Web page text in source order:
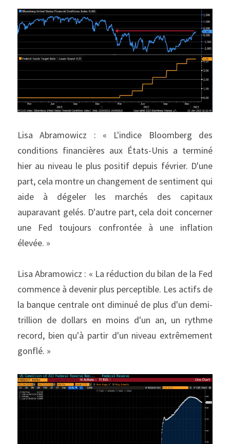
Lisa Abramowicz : « L'indice Bloomberg des
conditions financières aux États-Unis a terminé
hier au niveau le plus positif depuis février. D'une
part, cela montre un changement de sentiment qui
aide à dégeler les marchés des capitaux
auparavant gelés. D'autre part, cela doit concerner
une Fed toujours confrontée à une inflation
élevée. »
Lisa Abramowicz : « La réduction du bilan de la Fed
commence à devenir plus perceptible. Les actifs de
la banque centrale ont diminué de plus d'un demi-
trillion de dollars en moins d'un an, un rythme
record, bien qu'à partir d'un niveau extrêmement
gonflé. »